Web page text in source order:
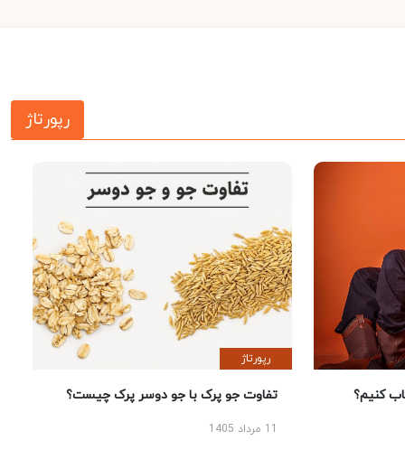
رپورتاژ
کنیم؟
رپورتاژ
تفاوت جو پرک با جو دوسر پرک چیست؟